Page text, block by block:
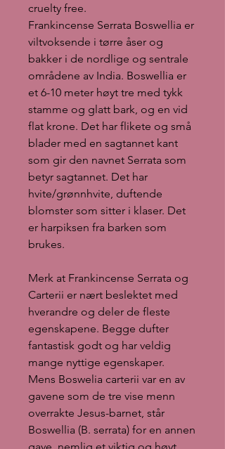
cruelty free.
Frankincense Serrata Boswellia er
viltvoksende i tørre åser og
bakker i de nordlige og sentrale
områdene av India. Boswellia er
et 6-10 meter høyt tre med tykk
stamme og glatt bark, og en vid
flat krone. Det har flikete og små
blader med en sagtannet kant
som gir den navnet Serrata som
betyr sagtannet. Det har
hvite/grønnhvite, duftende
blomster som sitter i klaser. Det
er harpiksen fra barken som
brukes.
Merk at Frankincense Serrata og
Carterii er nært beslektet med
hverandre og deler de fleste
egenskapene. Begge dufter
fantastisk godt og har veldig
mange nyttige egenskaper.
Mens Boswelia carterii var en av
gavene som de tre vise menn
overrakte Jesus-barnet, står
Boswellia (B. serrata) for en annen